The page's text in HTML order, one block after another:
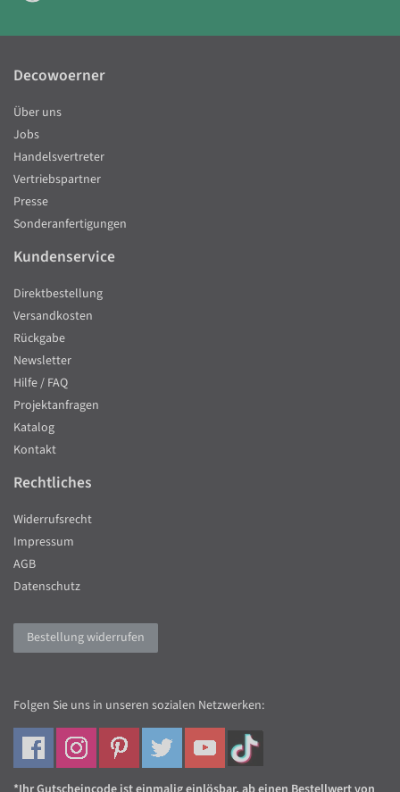
Decowoerner
Über uns
Jobs
Handelsvertreter
Vertriebspartner
Presse
Sonderanfertigungen
Kundenservice
Direktbestellung
Versandkosten
Rückgabe
Newsletter
Hilfe / FAQ
Projektanfragen
Katalog
Kontakt
Rechtliches
Widerrufsrecht
Impressum
AGB
Datenschutz
Bestellung widerrufen
Folgen Sie uns in unseren sozialen Netzwerken: